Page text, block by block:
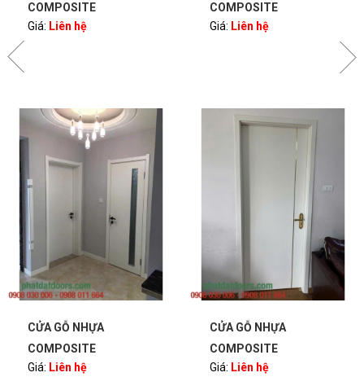
COMPOSITE
PHATDATDOORS
Giá: Liên hệ
CỬA GỖ NHỰA
COMPOSITE
PHATDATDOORS
Giá: Liên hệ
COMPOSITE
PHATDATDOORS
Giá: Liên hệ
CỬA GỖ NHỰA
COMPOSITE
PHATDATDOORS
Giá: Liên hệ